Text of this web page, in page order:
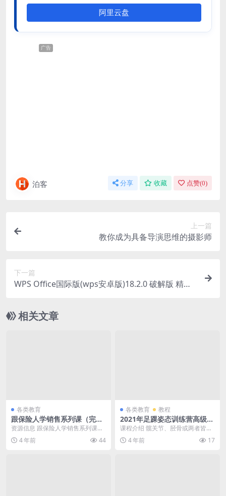
阿里云盘
广告
泊客 分享 收藏 点赞(0)
上一篇
教你成为具备导演思维的摄影师
下一篇
WPS Office国际版(wps安卓版)18.2.0 破解版 精选
相关文章
各类教育
跟保险人学销售系列课（完
结）
资源信息 跟保险人学销售系列课
（完结） 保险公司培训都分为了不
同课程，但是一般而...
4 年前 44
各类教育 教程
2021年足踝姿态训练营高级视
频教程
课程介绍 髋关节、胫骨或两者皆外
转导致的结果。髋关节外转可能是
臀大肌和臀中肌后部...
4 年前 17